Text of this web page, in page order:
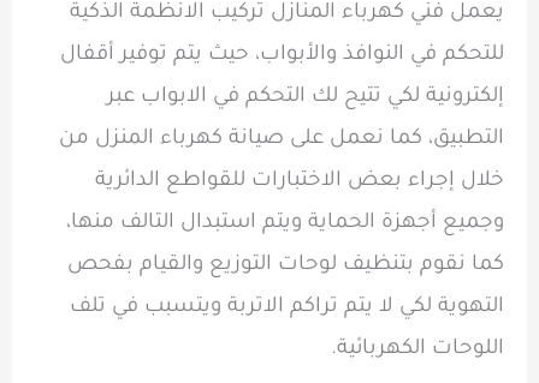
يعمل فني كهرباء المنازل تركيب الانظمة الذكية
للتحكم في النوافذ والأبواب، حيث يتم توفير أقفال
إلكترونية لكي تتيح لك التحكم في الابواب عبر
التطبيق، كما نعمل على صيانة كهرباء المنزل من
خلال إجراء بعض الاختبارات للقواطع الدائرية
وجميع أجهزة الحماية ويتم استبدال التالف منها،
كما نقوم بتنظيف لوحات التوزيع والقيام بفحص
التهوية لكي لا يتم تراكم الاتربة ويتسبب في تلف
اللوحات الكهربائية.